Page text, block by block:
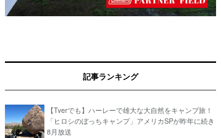
記事ランキング
【Tverでも】ハーレーで雄大な大自然をキャンプ旅！
「ヒロシのぼっちキャンプ」アメリカSPが昨年に続き
8月放送